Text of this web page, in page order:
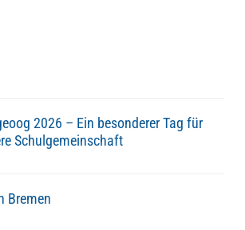
2026 – Ein besonderer Tag für
Schulgemeinschaft
Bremen